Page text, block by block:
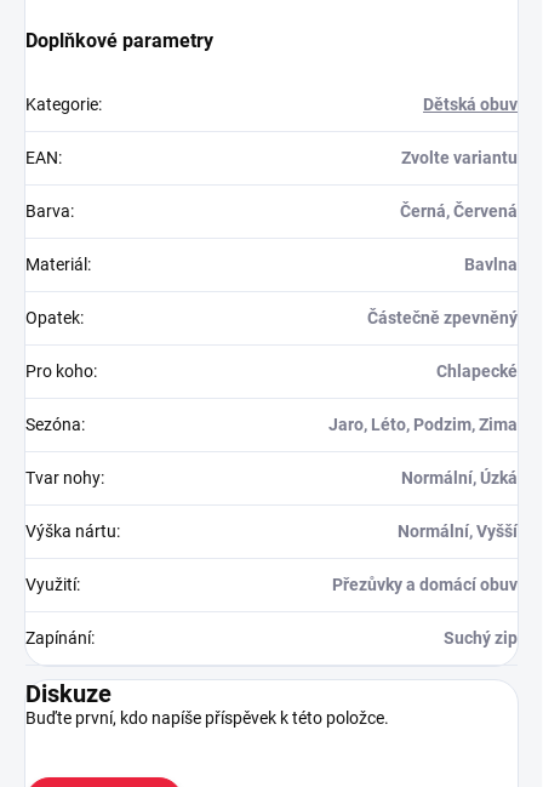
Doplňkové parametry
Kategorie: Dětská obuv
EAN: Zvolte variantu
Barva: Černá, Červená
Materiál : Bavlna
Opatek: Částečně zpevněný
Pro koho: Chlapecké
Sezóna: Jaro, Léto, Podzim, Zima
Tvar nohy: Normální, Úzká
Výška nártu: Normální, Vyšší
Využití: Přezůvky a domácí obuv
Zapínání: Suchý zip
Diskuze
Buďte první, kdo napíše příspěvek k této položce.